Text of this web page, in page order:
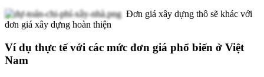
Đơn giá xây dựng thô sẽ khác với
đơn giá xây dựng hoàn thiện
Ví dụ thực tế với các mức đơn giá phổ biến ở Việt
Nam